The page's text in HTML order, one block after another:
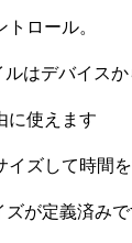
ロール。
はデバイス
に使えます
イズして時間
ズが定義済み